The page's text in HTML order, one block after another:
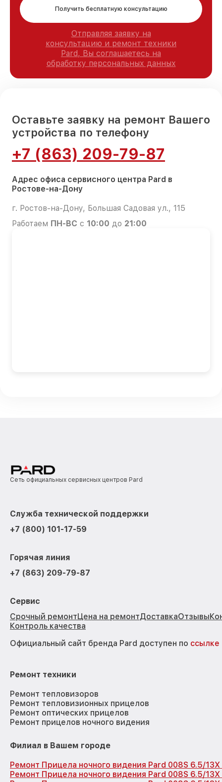
Получить бесплатную консультацию
Отправляя заявку на
консультацию и ремонт техники
Pard, Вы соглашаетесь на
обработку персональных данных
Оставьте заявку на ремонт Вашего
устройства по телефону
+7 (863) 209-79-87
Адрес офиса сервисного центра Pard в
Ростове-на-Дону
г. Ростов-на-Дону, Большая Садовая ул., 115
Работаем ПН-ВС с 10:00 до 21:00
Сеть официальных сервисных центров Pard
Служба технической поддержки
+7 (800) 101-17-59
Горячая линия
+7 (863) 209-79-87
Сервис
Срочный ремонтЦена на ремонтДоставкаОтзывы
Контроль качества
Официальный сайт бренда Pard доступен по ссылке
Ремонт техники
Ремонт тепловизоров
Ремонт тепловизионных прицелов
Ремонт оптических прицелов
Ремонт прицелов ночного видения
Филиал в Вашем городе
Ремонт Прицела ночного видения Pard 008S 6.5/
Ремонт Прицела ночного видения Pard 008S 6.5/